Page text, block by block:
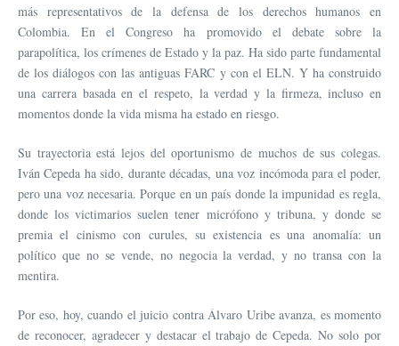
más representativos de la defensa de los derechos humanos en
Colombia. En el Congreso ha promovido el debate sobre la
parapolítica, los crímenes de Estado y la paz. Ha sido parte fundamental
de los diálogos con las antiguas FARC y con el ELN. Y ha construido
una carrera basada en el respeto, la verdad y la firmeza, incluso en
momentos donde la vida misma ha estado en riesgo.
Su trayectoria está lejos del oportunismo de muchos de sus colegas.
Iván Cepeda ha sido, durante décadas, una voz incómoda para el poder,
pero una voz necesaria. Porque en un país donde la impunidad es regla,
donde los victimarios suelen tener micrófono y tribuna, y donde se
premia el cinismo con curules, su existencia es una anomalía: un
político que no se vende, no negocia la verdad, y no transa con la
mentira.
Por eso, hoy, cuando el juicio contra Álvaro Uribe avanza, es momento
de reconocer, agradecer y destacar el trabajo de Cepeda. No solo por